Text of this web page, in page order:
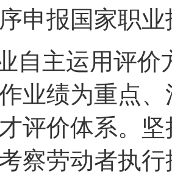
申报国家职
自主运用评
业绩为重点
评价体系。
察劳动者执